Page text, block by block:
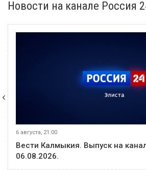
Новости на канале Россия
6 августа, 21:00
Вести Калмыкия. Выпуск на
06.08.2026.